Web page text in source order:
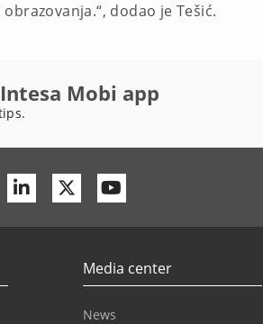
dodao je Tešić.
Mobi app
LinkedinTwitter
Media center
News